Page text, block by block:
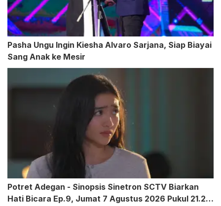
Pasha Ungu Ingin Kiesha Alvaro Sarjana, Siap Biayai
Sang Anak ke Mesir
Potret Adegan - Sinopsis Sinetron SCTV Biarkan
Hati Bicara Ep.9, Jumat 7 Agustus 2026 Pukul 21.20